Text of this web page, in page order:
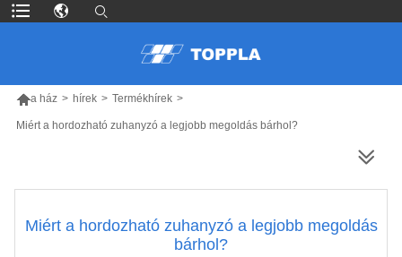
a ház > hírek > Termékhírek >
Miért a hordozható zuhanyzó a legjobb megoldás bárhol?
Miért a hordozható zuhanyzó a legjobb megoldás
bárhol?